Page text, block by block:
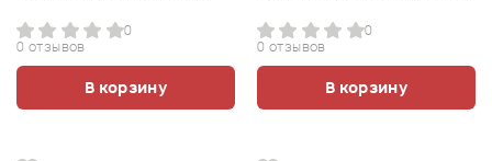
0
0 отзывов
В корзину
0
0 отзывов
В корзину